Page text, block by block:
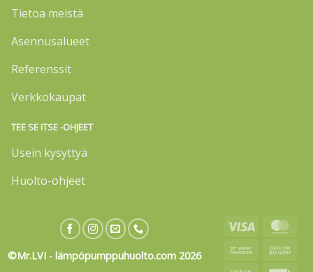
Tietoa meistä
Asennusalueet
Referenssit
Verkkokaupat
TEE SE ITSE -OHJEET
Usein kysyttyä
Huolto-ohjeet
©Mr.LVI - lämpöpumppuhuolto.com 2026
Visa
Bank